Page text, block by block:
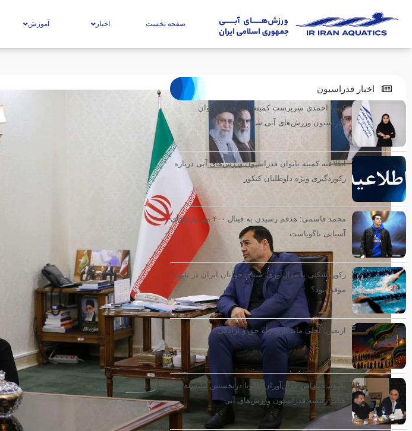
صفحه نخست اخبار آموزش
اخبار فدراسیون
کیمیا احمدی سرپرست کمیته شنا هنری بانوان
فدراسیون ورزش‌های آبی شد
اطلاعیه کمیته بانوان فدراسیون ورزش‌های آبی درباره
رکوردگیری ویژه داوطلبان کنکور
محمد قاسمی: هدفم رسیدن به فینال ۴۰۰ متر بازی‌های
آسیایی ناگویاست
رکوردشکنی یا مدال‌آوری؛ شنای جوانان ایران در تایلند
موفق بود؟
اربعین؛ تجلی ماندگاری راه حق و آزادگی
تصویب پاداش مدال‌آوران ناگویا درنخستین نشست
هیأت رئیسه فدراسیون ورزش‌های آبی